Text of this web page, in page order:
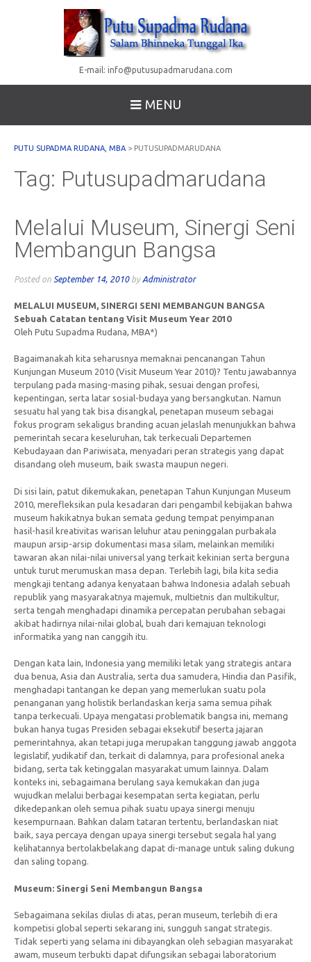
E-mail: info@putusupadmarudana.com
MENU
PUTU SUPADMA RUDANA, MBA > PUTUSUPADMARUDANA
Tag: Putusupadmarudana
Melalui Museum, Sinergi Seni
Membangun Bangsa
Posted on September 14, 2010byAdministrator
MELALUI MUSEUM, SINERGI SENI MEMBANGUN BANGSA
Sebuah Catatan tentang Visit Museum Year 2010
Oleh Putu Supadma Rudana, MBA*)
Bagaimanakah kita seharusnya memaknai pencanangan Tahun
Kunjungan Museum 2010 (Visit Museum Year 2010)? Tentu jawabannya
terpulang pada masing-masing pihak, sesuai dengan profesi,
kepentingan, serta latar sosial-budaya yang bersangkutan. Namun
sesuatu hal yang tak bisa disangkal, penetapan museum sebagai
fokus program sekaligus branding acuan jelaslah menunjukkan bahwa
pemerintah secara keseluruhan, tak terkecuali Departemen
Kebudayaan dan Pariwisata, menyadari peran strategis yang dapat
disandang oleh museum, baik swasta maupun negeri.
Di sisi lain, patut dikemukakan, penetapan Tahun Kunjungan Museum
2010, merefleksikan pula kesadaran dari pengambil kebijakan bahwa
museum hakikatnya bukan semata gedung tempat penyimpanan
hasil-hasil kreativitas warisan leluhur atau peninggalan purbakala
maupun arsip-arsip dokumentasi masa silam, melainkan memiliki
tawaran akan nilai-nilai universal yang terkait kekinian serta berguna
untuk turut merumuskan masa depan. Terlebih lagi, bila kita sedia
mengkaji tentang adanya kenyataan bahwa Indonesia adalah sebuah
republik yang masyarakatnya majemuk, multietnis dan multikultur,
serta tengah menghadapi dinamika percepatan perubahan sebagai
akibat hadirnya nilai-nilai global, buah dari kemajuan teknologi
informatika yang nan canggih itu.
Dengan kata lain, Indonesia yang memiliki letak yang strategis antara
dua benua, Asia dan Australia, serta dua samudera, Hindia dan Pasifik,
menghadapi tantangan ke depan yang memerlukan suatu pola
penanganan yang holistik berlandaskan kerja sama semua pihak
tanpa terkecuali. Upaya mengatasi problematik bangsa ini, memang
bukan hanya tugas Presiden sebagai eksekutif beserta jajaran
pemerintahnya, akan tetapi juga merupakan tanggung jawab anggota
legislatif, yudikatif dan, terkait di dalamnya, para profesional aneka
bidang, serta tak ketinggalan masyarakat umum lainnya. Dalam
konteks ini, sebagaimana berulang saya kemukakan dan juga
wujudkan melalui berbagai kesempatan serta kegiatan, perlu
dikedepankan oleh semua pihak suatu upaya sinergi menuju
kesempurnaan. Bahkan dalam tataran tertentu, berlandaskan niat
baik, saya percaya dengan upaya sinergi tersebut segala hal yang
kelihatannya bertolakbelakang dapat di-manage untuk saling dukung
dan saling topang.
Museum: Sinergi Seni Membangun Bangsa
Sebagaimana sekilas diulas di atas, peran museum, terlebih di era
kompetisi global seperti sekarang ini, sungguh sangat strategis.
Tidak seperti yang selama ini dibayangkan oleh sebagian masyarakat
awam, museum terbukti dapat difungsikan sebagai laboratorium